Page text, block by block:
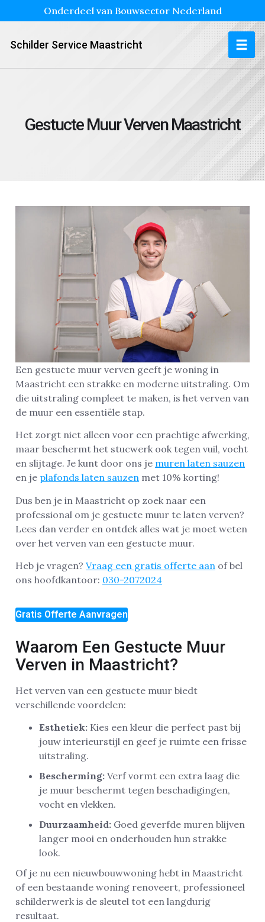
Onderdeel van Bouwsector Nederland
Schilder Service Maastricht
Gestucte Muur Verven Maastricht
Een gestucte muur verven geeft je woning in
Maastricht een strakke en moderne uitstraling. Om
die uitstraling compleet te maken, is het verven van
de muur een essentiële stap.
Het zorgt niet alleen voor een prachtige afwerking,
maar beschermt het stucwerk ook tegen vuil, vocht
en slijtage. Je kunt door ons je muren laten sauzen
en je plafonds laten sauzen met 10% korting!
Dus ben je in Maastricht op zoek naar een
professional om je gestucte muur te laten verven?
Lees dan verder en ontdek alles wat je moet weten
over het verven van een gestucte muur.
Heb je vragen? Vraag een gratis offerte aan of bel
ons hoofdkantoor: 030-2072024
Gratis Offerte Aanvragen
Waarom Een Gestucte Muur
Verven in Maastricht?
Het verven van een gestucte muur biedt
verschillende voordelen:
Esthetiek: Kies een kleur die perfect past bij
jouw interieurstijl en geef je ruimte een frisse
uitstraling.
Bescherming: Verf vormt een extra laag die
je muur beschermt tegen beschadigingen,
vocht en vlekken.
Duurzaamheid: Goed geverfde muren blijven
langer mooi en onderhouden hun strakke
look.
Of je nu een nieuwbouwwoning hebt in Maastricht
of een bestaande woning renoveert, professioneel
schilderwerk is de sleutel tot een langdurig
resultaat.